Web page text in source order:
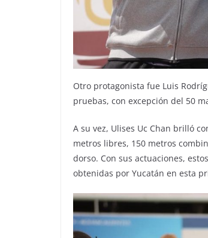
Otro protagonista fue Luis
pruebas, con excepción del 50
A su vez, Ulises Uc Chan brilló
metros libres, 150 metros
dorso. Con sus actuaciones,
obtenidas por Yucatán en esta